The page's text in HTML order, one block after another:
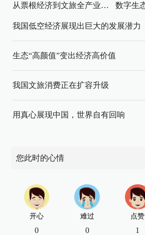
从票根经济到文旅全产业链升级
我国低空经济展现出巨大的发展潜力
生态“高颜值”变出经济高价值
我国文旅消费正在扩容升级
用真心展现中国，世界自有回响
您此时的心情
开心
0
难过
0
点赞
1